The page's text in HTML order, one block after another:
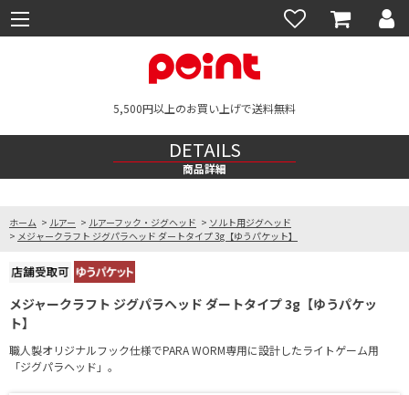
5,500円以上のお買い上げで送料無料
DETAILS
商品詳細
ホーム > ルアー > ルアーフック・ジグヘッド > ソルト用ジグヘッド
> メジャークラフト ジグパラヘッド ダートタイプ 3g【ゆうパケット】
メジャークラフト ジグパラヘッド ダートタイプ 3g【ゆうパケッ
ト】
職人製オリジナルフック仕様でPARA WORM専用に設計したライトゲーム用
「ジグパラヘッド」。